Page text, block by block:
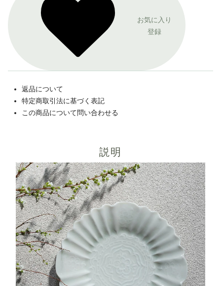
お気に入り
登録
返品について
特定商取引法に基づく表記
この商品について問い合わせる
説明